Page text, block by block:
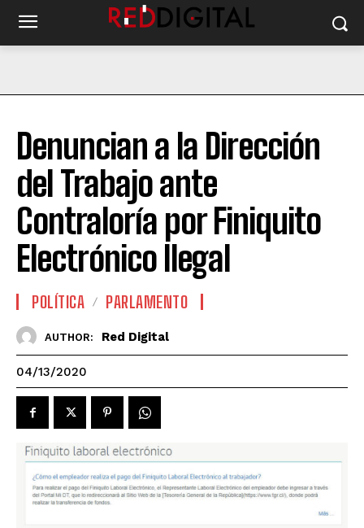
Denuncian a la Dirección
del Trabajo ante
Contraloría por Finiquito
Electrónico Ilegal
POLÍTICA PARLAMENTO
AUTHOR: Red Digital
04/13/2020